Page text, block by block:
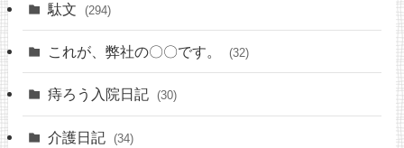
駄文 (294)
これが、弊社の〇〇です。 (32)
痔ろう入院日記 (30)
介護日記 (34)